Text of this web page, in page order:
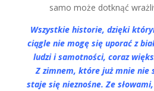
samo może dotknąć
Wszystkie historie, dzięki
ciągle nie mogę się uporać z
ludzi i samotności, coraz
Z zimnem, które już mnie nie
staje się nieznośne. Ze